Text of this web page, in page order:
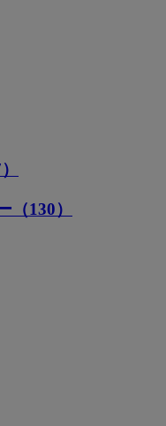
130）